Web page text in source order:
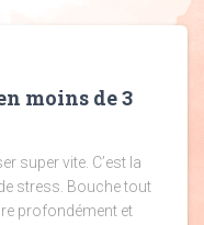
moins de 3
super vite. C’est la
stress. Bouche tout
profondément et